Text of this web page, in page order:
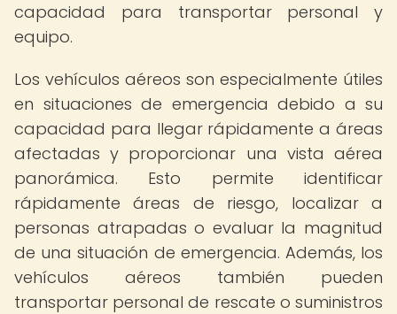
capacidad para transportar personal y
equipo.
Los vehículos aéreos son especialmente útiles
en situaciones de emergencia debido a su
capacidad para llegar rápidamente a áreas
afectadas y proporcionar una vista aérea
panorámica. Esto permite identificar
rápidamente áreas de riesgo, localizar a
personas atrapadas o evaluar la magnitud
de una situación de emergencia. Además, los
vehículos aéreos también pueden
transportar personal de rescate o suministros